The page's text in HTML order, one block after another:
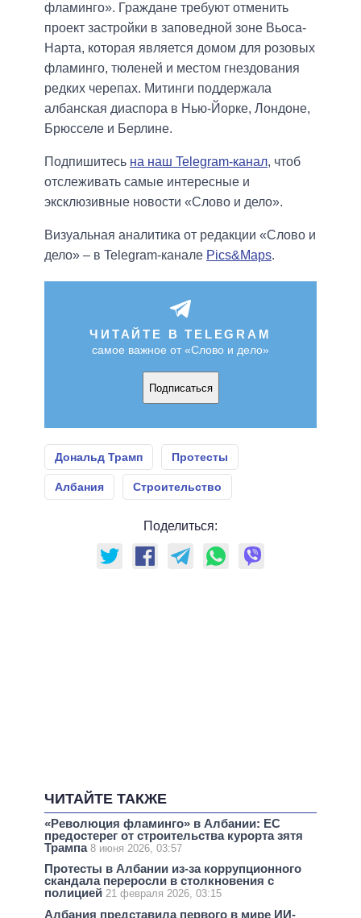
фламинго». Граждане требуют отменить
проект застройки в заповедной зоне Вьоса-
Нарта, которая является домом для розовых
фламинго, тюленей и местом гнездования
редких черепах. Митинги поддержала
албанская диаспора в Нью-Йорке, Лондоне,
Брюсселе и Берлине.
Подпишитесь на наш Telegram-канал, чтоб
отслеживать самые интересные и
эксклюзивные новости «Слово и дело».
Визуальная аналитика от редакции «Слово и
дело» – в Telegram-канале Pics&Maps.
ЧИТАЙТЕ В TELEGRAM
самое важное от «Слово и дело»
Подписаться
Дональд Трамп Протесты
Албания Строительство
Поделиться:
ЧИТАЙТЕ ТАКЖЕ
«Революция фламинго» в Албании: ЕС
предостерег от строительства курорта зятя
Трампа 8 июня 2026, 03:57
Протесты в Албании из-за коррупционного
скандала переросли в столкновения с
полицией 21 февраля 2026, 03:15
Албания представила первого в мире ИИ-